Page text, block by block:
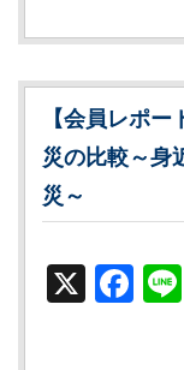
【会員レポ
災の比較～身
災～
X